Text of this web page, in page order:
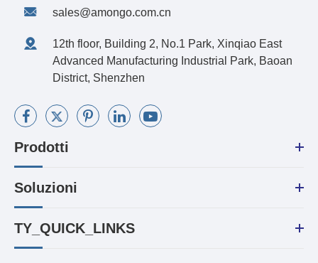
sales@amongo.com.cn
12th floor, Building 2, No.1 Park, Xinqiao East
Advanced Manufacturing Industrial Park, Baoan
District, Shenzhen
Prodotti
Soluzioni
TY_QUICK_LINKS